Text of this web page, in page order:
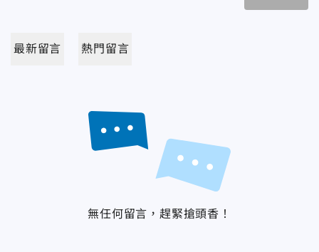
最新留言 熱門留言
無任何留言，趕緊搶頭香！